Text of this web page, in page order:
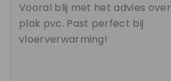
Vooral blij met het advies over
plak pvc. Past perfect bij
vloerverwarming!